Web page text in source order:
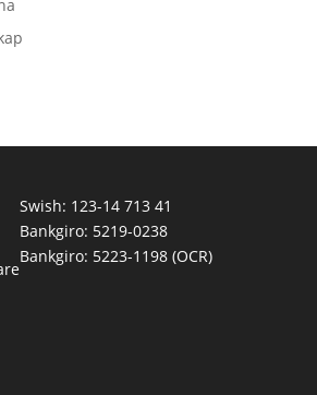
Swish: 123-14 713 41
Bankgiro: 5219-0238
Bankgiro: 5223-1198 (OCR)